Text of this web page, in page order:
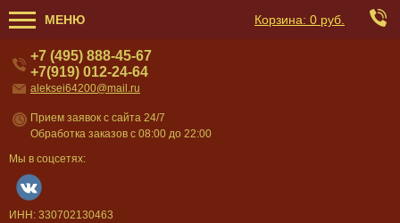
МЕНЮ Корзина: 0 руб.
+7 (495) 888-45-67
+7(919) 012-24-64
aleksei64200@mail.ru
Прием заявок с сайта 24/7
Обработка заказов с 08:00 до 22:00
Мы в соцсетях:
ИНН: 330702130463